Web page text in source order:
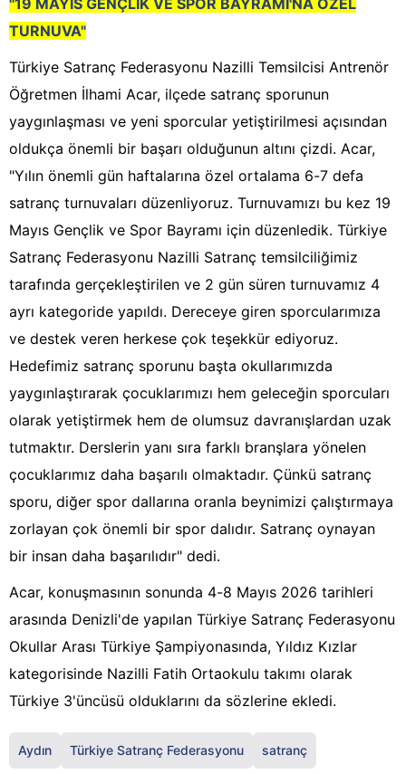
"19 MAYIS GENÇLİK VE SPOR BAYRAMI'NA ÖZEL
TURNUVA"
Türkiye Satranç Federasyonu Nazilli Temsilcisi Antrenör
Öğretmen İlhami Acar, ilçede satranç sporunun
yaygınlaşması ve yeni sporcular yetiştirilmesi açısından
oldukça önemli bir başarı olduğunun altını çizdi. Acar,
"Yılın önemli gün haftalarına özel ortalama 6-7 defa
satranç turnuvaları düzenliyoruz. Turnuvamızı bu kez 19
Mayıs Gençlik ve Spor Bayramı için düzenledik. Türkiye
Satranç Federasyonu Nazilli Satranç temsilciliğimiz
tarafında gerçekleştirilen ve 2 gün süren turnuvamız 4
ayrı kategoride yapıldı. Dereceye giren sporcularımıza
ve destek veren herkese çok teşekkür ediyoruz.
Hedefimiz satranç sporunu başta okullarımızda
yaygınlaştırarak çocuklarımızı hem geleceğin sporcuları
olarak yetiştirmek hem de olumsuz davranışlardan uzak
tutmaktır. Derslerin yanı sıra farklı branşlara yönelen
çocuklarımız daha başarılı olmaktadır. Çünkü satranç
sporu, diğer spor dallarına oranla beynimizi çalıştırmaya
zorlayan çok önemli bir spor dalıdır. Satranç oynayan
bir insan daha başarılıdır" dedi.
Acar, konuşmasının sonunda 4-8 Mayıs 2026 tarihleri
arasında Denizli'de yapılan Türkiye Satranç Federasyonu
Okullar Arası Türkiye Şampiyonasında, Yıldız Kızlar
kategorisinde Nazilli Fatih Ortaokulu takımı olarak
Türkiye 3'üncüsü olduklarını da sözlerine ekledi.
Aydın Türkiye Satranç Federasyonu satranç